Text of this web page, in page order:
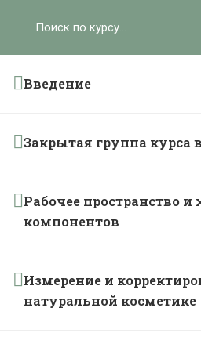
Введение
Закрытая группа курса
Рабочее пространство и
компонентов
Измерение и
натуральной косметике
Ольга Ларноди, 2025
hello@lalavanda.school
Контакты
Карта сайта